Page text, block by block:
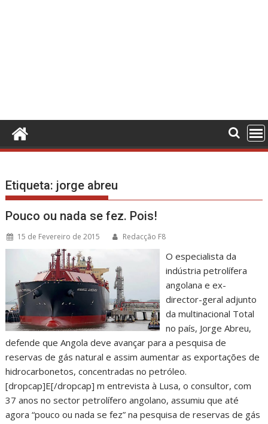
Etiqueta: jorge abreu
Pouco ou nada se fez. Pois!
15 de Fevereiro de 2015 Redacção F8
O especialista da
indústria petrolífera
angolana e ex-
director-geral adjunto
da multinacional Total
no país, Jorge Abreu,
defende que Angola deve avançar para a pesquisa de
reservas de gás natural e assim aumentar as exportações de
hidrocarbonetos, concentradas no petróleo.
[dropcap]E[/dropcap] m entrevista à Lusa, o consultor, com
37 anos no sector petrolífero angolano, assumiu que até
agora “pouco ou nada se fez” na pesquisa de reservas de gás